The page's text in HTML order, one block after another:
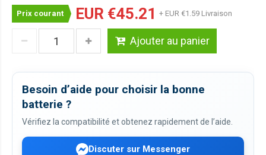
Prix courant EUR €45.21 + EUR €1.59 Livraison
Ajouter au panier
Besoin d’aide pour choisir la bonne
batterie ?
Vérifiez la compatibilité et obtenez rapidement de l’aide.
Discuter sur Messenger